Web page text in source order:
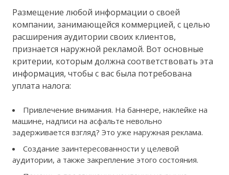
Размещение любой информации о своей
компании, занимающейся коммерцией, с целью
расширения аудитории своих клиентов,
признается наружной рекламой. Вот основные
критерии, которым должна соответствовать эта
информация, чтобы с вас была потребована
уплата налога:
Привлечение внимания. На баннере, наклейке на
машине, надписи на асфальте невольно
задерживается взгляд? Это уже наружная реклама.
Создание заинтересованности у целевой
аудитории, а также закрепление этого состояния.